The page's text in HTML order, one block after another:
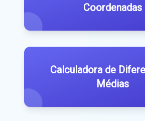
Coordenadas
Calculadora de
Médias